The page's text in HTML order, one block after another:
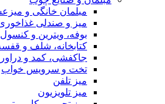
مبلمان خانگی و
میز و صندلی
بوفه، ویترین و کنسول
کتابخانه، شلف و
جاکفشی، کمد و دراور
تخت و سرویس خواب
میز تلفن
میز تلویزیون